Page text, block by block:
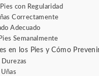
con Regularidad
Correctamente
Adecuado
Semanalmente
en los Pies y Cómo